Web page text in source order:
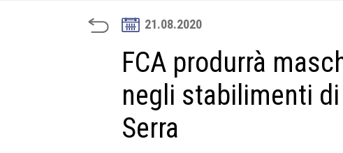
21.08.2020
FCA produrrà
negli stabilimenti
Serra